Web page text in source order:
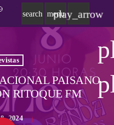
search menu
play_arrow
PAISANO
RITOQUE FM
2024